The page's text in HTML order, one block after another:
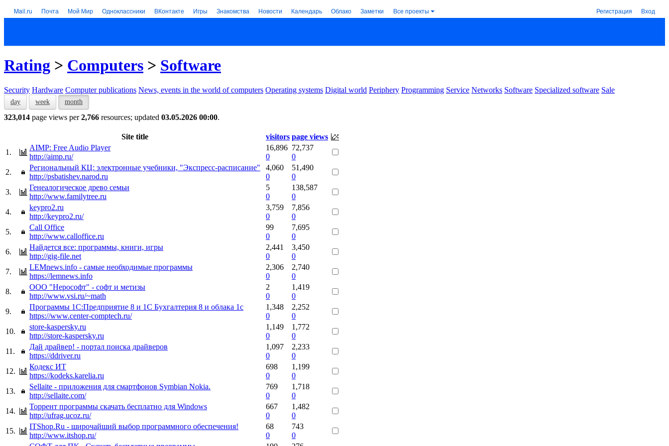
Mail.ru Почта Мой Мир Одноклассники ВКонтакте Игры Знакомства Новости Календарь Облако Заметки Все проекты Регистрация Вход
Rating > Computers > Software
Security Hardware Computer publications News, events in the world of computers Operating systems Digital world Periphery Programming Service Networks Software Specialized software Sale
day week month
323,014 page views per2,766 resources; updated 03.05.2026 00:00.
Site title visitors page views
1.
AIMP: Free Audio Player
http://aimp.ru/
16,896
0
72,737
0
2.
Региональный КЦ: электронные учебники, "Экспресс-расписание"
http://psbatishev.narod.ru
4,060
0
51,490
0
3.
Генеалогическое древо семьи
http://www.familytree.ru
5
0
138,587
0
4.
keypro2.ru
http://keypro2.ru/
3,759
0
7,856
0
5.
Call Office
http://www.calloffice.ru
99
0
7,695
0
6.
Найдется все: программы, книги, игры
http://gig-file.net
2,441
0
3,450
0
7.
LEMnews.info - самые необходимые программы
https://lemnews.info
2,306
0
2,740
0
8.
ООО "Нерософт" - софт и метизы
http://www.vsi.ru/~math
2
0
1,419
0
9.
Программы 1С:Предприятие 8 и 1С Бухгалтерия 8 и облака 1с
https://www.center-comptech.ru/
1,348
0
2,252
0
10.
store-kaspersky.ru
http://store-kaspersky.ru
1,149
0
1,772
0
11.
Дай драйвер! - портал поиска драйверов
https://ddriver.ru
1,097
0
2,233
0
12.
Кодекс ИТ
https://kodeks.karelia.ru
698
0
1,199
0
13.
Sellaite - приложения для смартфонов Symbian Nokia.
http://sellaite.com/
769
0
1,718
0
14.
Торрент программы скачать бесплатно для Windows
http://ufrag.ucoz.ru/
667
0
1,482
0
15.
ITShop.Ru - широчайший выбор программного обеспечения!
http://www.itshop.ru/
68
0
743
0